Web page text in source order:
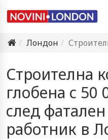
Лондон
Строителна
Строителна
глобена с 50
след
работник в